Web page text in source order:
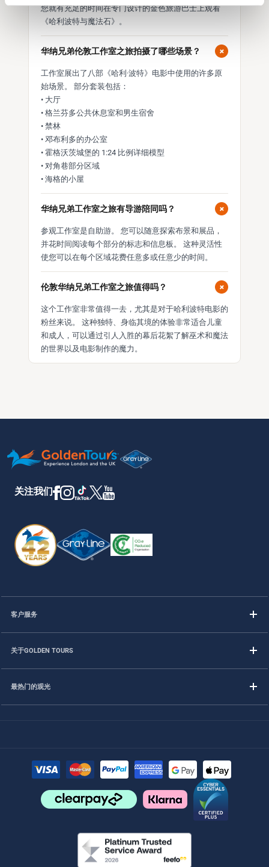
您就有充足的时间在专门设计的金色旅游巴士上观看
《哈利波特与魔法石》。
华纳兄弟伦敦工作室之旅拍摄了哪些场景？ +
工作室展出了八部《哈利·波特》电影中使用的许多原
始场景。 部分套装包括：
• 大厅
• 格兰芬多公共休息室和男生宿舍
• 禁林
• 邓布利多的办公室
• 霍格沃茨城堡的 1:24 比例详细模型
• 对角巷部分区域
• 海格的小屋
华纳兄弟工作室之旅有导游陪同吗？ +
参观工作室是自助游。 您可以随意探索布景和展品，
并花时间阅读每个部分的标志和信息板。 这种灵活性
使您可以在每个区域花费任意多或任意少的时间。
伦敦华纳兄弟工作室之旅值得吗？ +
这个工作室非常值得一去，尤其是对于哈利波特电影的
粉丝来说。 这种独特、身临其境的体验非常适合儿童
和成人，可以通过引人入胜的幕后花絮了解巫术和魔法
的世界以及电影制作的魔力。
关注我们
客户服务
关于GOLDEN TOURS
最热门的观光